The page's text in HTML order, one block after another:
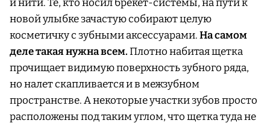
и нити. Те, кто носил брекет-системы, на пути к
новой улыбке зачастую собирают целую
косметичку с зубными аксессуарами.На самом
деле такая нужна всем.Плотно набитая щетка
прочищает видимую поверхность зубного ряда,
но налет скапливается и в межзубном
пространстве. А некоторые участки зубов просто
расположены под таким углом, что щетка туда не